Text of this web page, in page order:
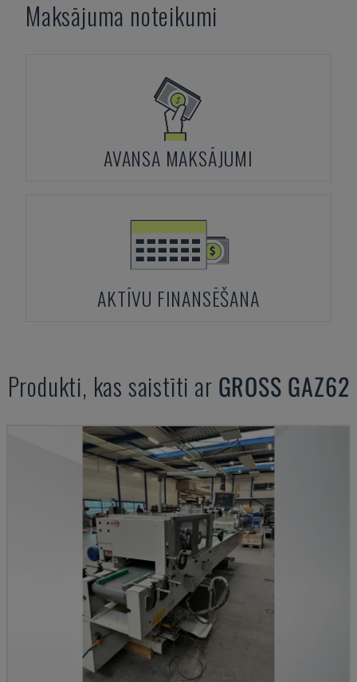
Maksājuma noteikumi
AVANSA MAKSĀJUMI
AKTĪVU FINANSĒŠANA
Produkti, kas saistīti ar GROSS GAZ62